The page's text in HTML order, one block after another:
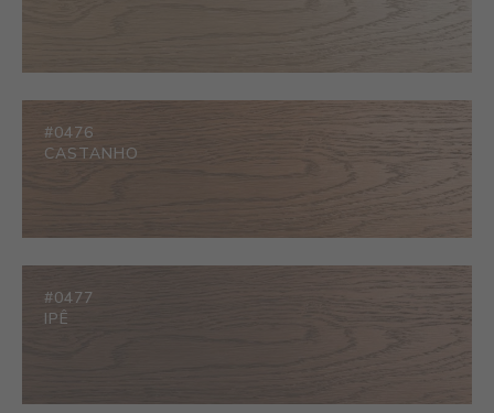
#0476
CASTANHO
#0477
IPÊ